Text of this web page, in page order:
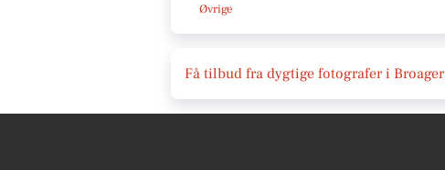
Øvrige
Få tilbud fra dygtige fotografer i Broager